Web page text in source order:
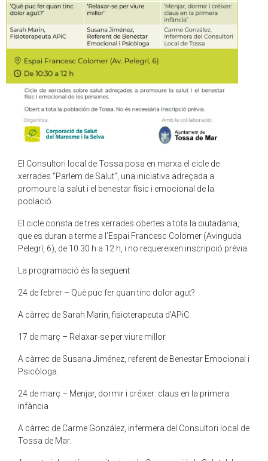
El Consultori local de Tossa posa en marxa el cicle de
xerrades “Parlem de Salut”, una iniciativa adreçada a
promoure la salut i el benestar físic i emocional de la
població.
El cicle consta de tres xerrades obertes a tota la ciutadania,
que es duran a terme a l’Espai Francesc Colomer (Avinguda
Pelegrí, 6), de 10.30 h a 12 h, i no requereixen inscripció prèvia.
La programació és la següent:
24 de febrer – Què puc fer quan tinc dolor agut?
A càrrec de Sarah Marin, fisioterapeuta d’APiC.
17 de març – Relaxar-se per viure millor
A càrrec de Susana Jiménez, referent de Benestar Emocional i
Psicòloga.
24 de març – Menjar, dormir i créixer: claus en la primera
infància
A càrrec de Carme González, infermera del Consultori local de
Tossa de Mar.